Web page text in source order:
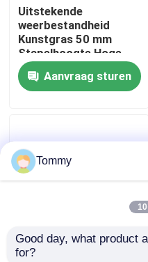
Fabriekstour
Kwaliteitscontrole
Nieuws
Offerte Aanvragen
Uitstekende
weerbestandheid
Kunstgras 50 mm
Stapelhoogte Hoge
flexibiliteit
Aanvraag sturen
PP-achtergrond
Tommy
Good day, what product
for?